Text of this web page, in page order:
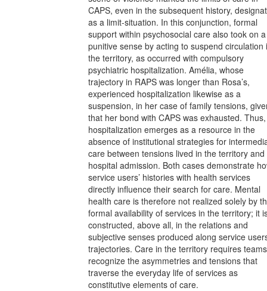
CAPS, even in the subsequent history,
as a limit-situation. In this conjunction, formal
support within psychosocial care also took on a
punitive sense by acting to suspend circulation
the territory, as occurred with compulsory
psychiatric hospitalization. Amélia, whose
trajectory in RAPS was longer than Rosa’s,
experienced hospitalization likewise as a
suspension, in her case of family tensions,
that her bond with CAPS was exhausted. Thus,
hospitalization emerges as a resource in the
absence of institutional strategies for
care between tensions lived in the territory and
hospital admission. Both cases demonstrate
service users’ histories with health services
directly influence their search for care. Mental
health care is therefore not realized solely by
formal availability of services in the territory; it
constructed, above all, in the relations and
subjective senses produced along service
trajectories. Care in the territory requires
recognize the asymmetries and tensions that
traverse the everyday life of services as
constitutive elements of care.